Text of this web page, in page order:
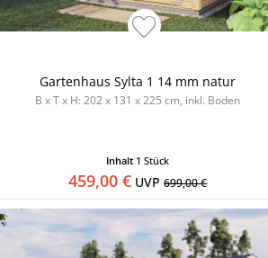
Gartenhaus Sylta 1 14 mm natur
B x T x H: 202 x 131 x 225 cm, inkl. Boden
Inhalt 1 Stück
459,00 € UVP699,00 €